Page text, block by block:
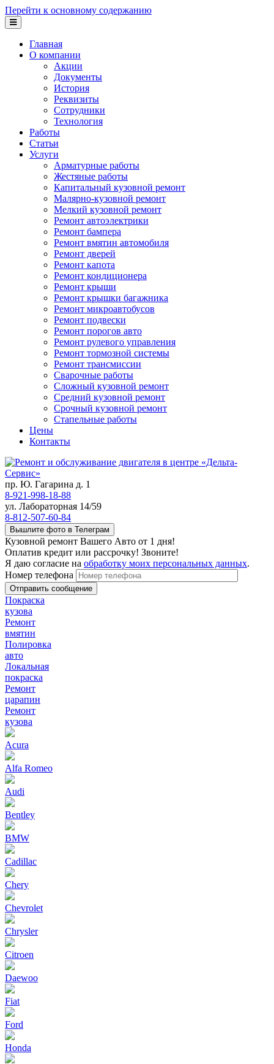
Перейти к основному содержанию
Главная
О компании
Акции
Документы
История
Реквизиты
Сотрудники
Технология
Работы
Статьи
Услуги
Арматурные работы
Жестяные работы
Капитальный кузовной ремонт
Малярно-кузовной ремонт
Мелкий кузовной ремонт
Ремонт автоэлектрики
Ремонт бампера
Ремонт вмятин автомобиля
Ремонт дверей
Ремонт капота
Ремонт кондиционера
Ремонт крыши
Ремонт крышки багажника
Ремонт микроавтобусов
Ремонт подвески
Ремонт порогов авто
Ремонт рулевого управления
Ремонт тормозной системы
Ремонт трансмиссии
Сварочные работы
Сложный кузовной ремонт
Средний кузовной ремонт
Срочный кузовной ремонт
Стапельные работы
Цены
Контакты
пр. Ю. Гагарина д. 1
8-921-998-18-88
ул. Лабораторная 14/59
8-812-507-60-84
Вышлите фото в Телеграм
Кузовной ремонт Вашего Авто от 1 дня!
Оплатив кредит или рассрочку! Звоните!
Я даю согласие на обработку моих персональных данных.
Номер телефона
Покраска
кузова
Ремонт
вмятин
Полировка
авто
Локальная
покраска
Ремонт
царапин
Ремонт
кузова
Acura
Alfa Romeo
Audi
Bentley
BMW
Cadillac
Chery
Chevrolet
Chrysler
Citroen
Daewoo
Fiat
Ford
Honda